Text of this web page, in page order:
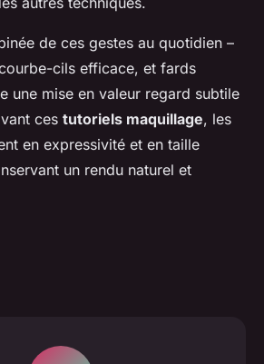
de ces gestes au quotidien –
cils efficace, et fards
une mise en valeur regard subtile
ces tutoriels maquillage, les
en expressivité et en taille
un rendu naturel et